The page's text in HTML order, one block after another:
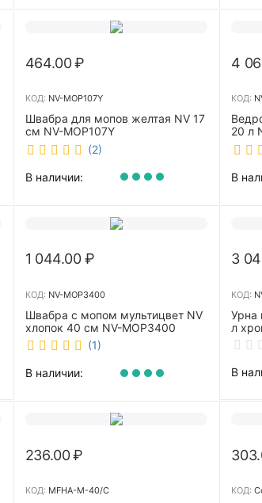
464.00₽
КОД: NV-MOP107Y
Швабра для мопов желтая NV 17
см NV-MOP107Y
(2)
В наличии:
4
КОД:
20 л
В
1 044.00 ₽
КОД: NV-MOP3400
Швабра с мопом мультицвет NV
хлопок 40 см NV-MOP3400
(1)
В наличии:
3
КОД:
Урна
л
В
236.00₽
КОД: MFHA-M-40/C КОД: